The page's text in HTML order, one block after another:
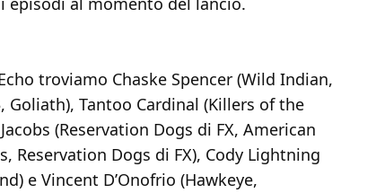
troviamo Chaske Spencer (Wild Indian,
Goliath), Tantoo Cardinal (Killers of the
(Reservation Dogs di FX, American
Reservation Dogs di FX), Cody Lightning
e Vincent D’Onofrio (Hawkeye,